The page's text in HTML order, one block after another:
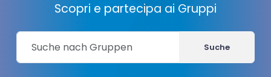
Scopri e partecipa ai Gruppi
Suche